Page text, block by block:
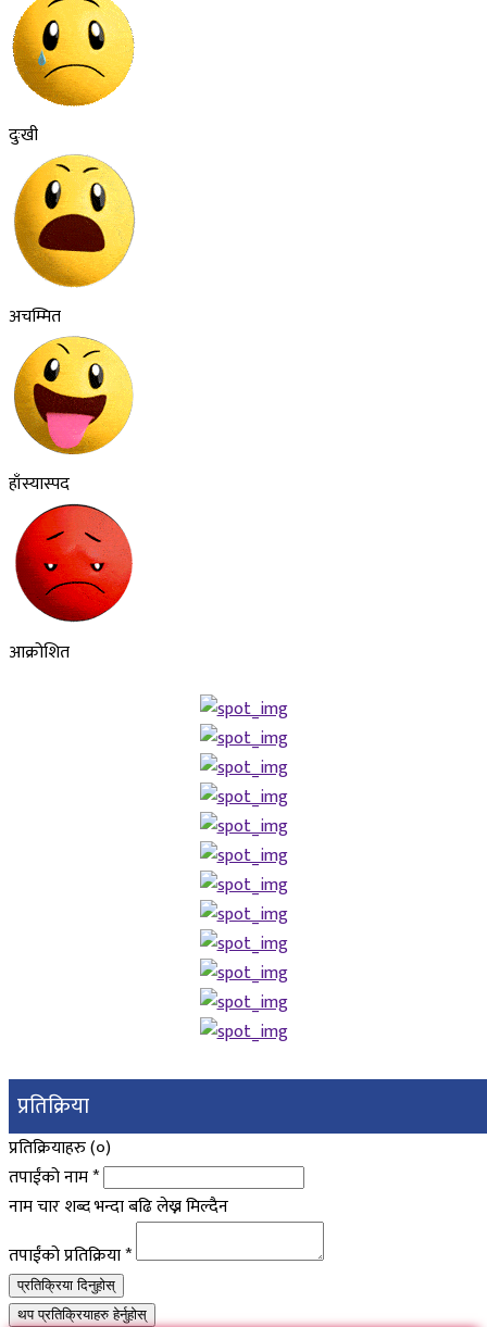
दुःखी
अचम्मित
हाँस्यास्पद
आक्रोशित
प्रतिक्रिया
प्रतिक्रियाहरु (०)
तपाईंको नाम*
नाम चार शब्द भन्दा बढि लेख्न मिल्दैन
तपाईंको प्रतिक्रिया*
प्रतिक्रिया दिनुहोस्
थप प्रतिक्रियाहरु हेर्नुहोस्